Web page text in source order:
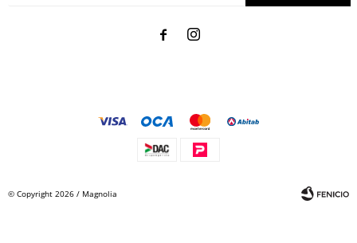
 
© Copyright 2026 / Magnolia